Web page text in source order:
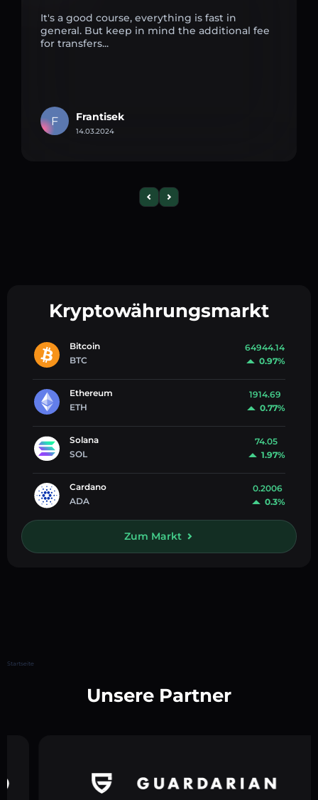
It's a good course, everything is fast in
general. But keep in mind the additional fee
for transfers...
F Frantisek
14.03.2024
Kryptowährungsmarkt
Bitcoin
BTC
64944.14
0.97%
Ethereum
ETH
1914.69
0.77%
Solana
SOL
74.05
1.97%
Cardano
ADA
0.2006
0.3%
Zum Markt
Startseite
Unsere Partner